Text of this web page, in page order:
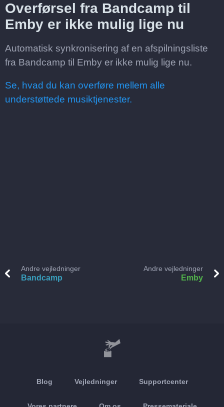
Overførsel fra Bandcamp til
Emby er ikke mulig lige nu
Automatisk synkronisering af en afspilningsliste
fra Bandcamp til Emby er ikke mulig lige nu.
Se, hvad du kan overføre mellem alle
understøttede musiktjenester.
Andre vejledninger
Bandcamp
Andre vejledninger
Emby
Blog Vejledninger Supportcenter